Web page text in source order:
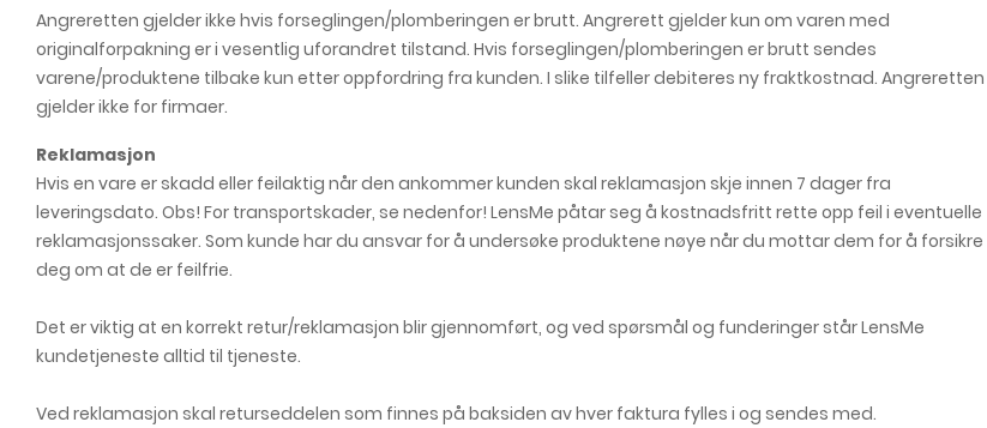
Angreretten gjelder ikke hvis forseglingen/plomberingen er brutt. Angrerett gjelder kun om varen med
originalforpakning er i vesentlig uforandret tilstand. Hvis forseglingen/plomberingen er brutt sendes
varene/produktene tilbake kun etter oppfordring fra kunden. I slike tilfeller debiteres ny fraktkostnad. Angreretten
gjelder ikke for firmaer.
Reklamasjon
Hvis en vare er skadd eller feilaktig når den ankommer kunden skal reklamasjon skje innen 7 dager fra
leveringsdato. Obs! For transportskader, se nedenfor! LensMe påtar seg å kostnadsfritt rette opp feil i eventuelle
reklamasjonssaker. Som kunde har du ansvar for å undersøke produktene nøye når du mottar dem for å forsikre
deg om at de er feilfrie.
Det er viktig at en korrekt retur/reklamasjon blir gjennomført, og ved spørsmål og funderinger står LensMe
kundetjeneste alltid til tjeneste.
Ved reklamasjon skal returseddelen som finnes på baksiden av hver faktura fylles i og sendes med.